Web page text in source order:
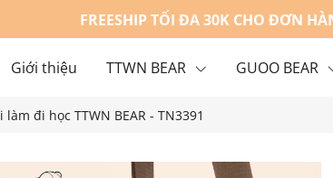
FREESHIP TỐI ĐA 30K CHO ĐƠN
Giới thiệu TTWN BEAR GUOO BEAR
hàng
đi học TTWN BEAR - TN3391